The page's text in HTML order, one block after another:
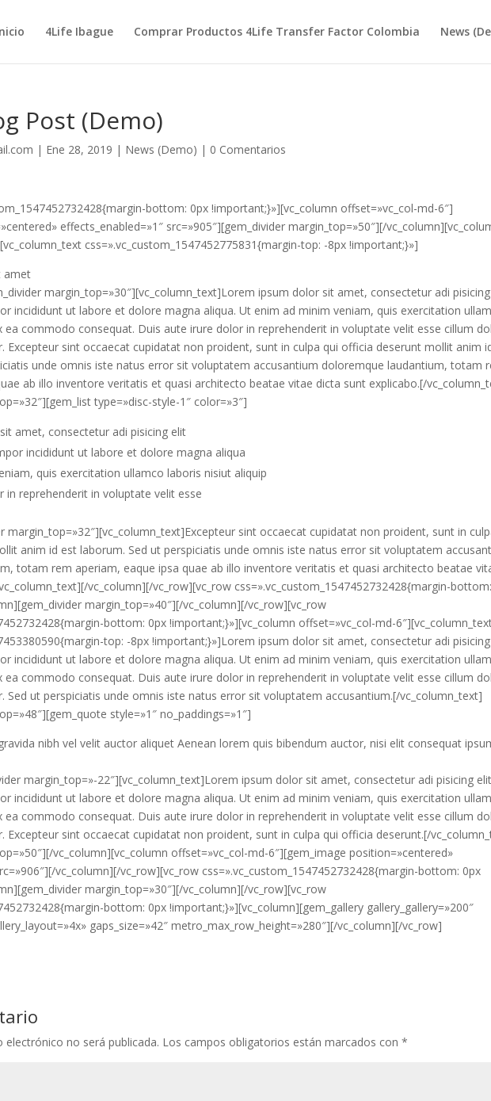
4Life Ibague Comprar Productos 4Life Transfer Factor Colombia News
Post (Demo)
| Ene 28, 2019 | News (Demo) | 0 Comentarios
bottom: 0px !important;}»][vc_column offset=»vc_col-md-6″]
effects_enabled=»1″ src=»905″][gem_divider margin_top=»50″][/
css=».vc_custom_1547452775831{margin-top: -8px !important;}»]
amet
margin_top=»30″][vc_column_text]Lorem ipsum dolor sit amet, consectetur adi
incididunt ut labore et dolore magna aliqua. Ut enim ad minim veniam, quis exercitation
ea commodo consequat. Duis aute irure dolor in reprehenderit in voluptate velit esse cillum
Excepteur sint occaecat cupidatat non proident, sunt in culpa qui officia deserunt mollit anim
unde omnis iste natus error sit voluptatem accusantium doloremque laudantium, totam
ab illo inventore veritatis et quasi architecto beatae vitae dicta sunt explicabo.[/
type=»disc-style-1″ color=»3″]
amet, consectetur adi pisicing elit
incididunt ut labore et dolore magna aliqua
quis exercitation ullamco laboris nisiut aliquip
in reprehenderit in voluptate velit esse
margin_top=»32″][vc_column_text]Excepteur sint occaecat cupidatat non proident, sunt in
anim id est laborum. Sed ut perspiciatis unde omnis iste natus error sit voluptatem
totam rem aperiam, eaque ipsa quae ab illo inventore veritatis et quasi architecto beatae
vc_column][/vc_row][vc_row css=».vc_custom_1547452732428{margin-
margin_top=»40″][/vc_column][/vc_row][vc_row
bottom: 0px !important;}»][vc_column offset=»vc_col-md-
top: -8px !important;}»]Lorem ipsum dolor sit amet, consectetur adi
incididunt ut labore et dolore magna aliqua. Ut enim ad minim veniam, quis exercitation
ea commodo consequat. Duis aute irure dolor in reprehenderit in voluptate velit esse cillum
Sed ut perspiciatis unde omnis iste natus error sit voluptatem accusantium.[/vc_column_text]
style=»1″ no_paddings=»1″]
nibh vel velit auctor aliquet Aenean lorem quis bibendum auctor, nisi elit consequat
margin_top=»-22″][vc_column_text]Lorem ipsum dolor sit amet, consectetur adi pisicing
incididunt ut labore et dolore magna aliqua. Ut enim ad minim veniam, quis exercitation
ea commodo consequat. Duis aute irure dolor in reprehenderit in voluptate velit esse cillum
Excepteur sint occaecat cupidatat non proident, sunt in culpa qui officia deserunt.[/
vc_column][vc_column offset=»vc_col-md-6″][gem_image position=»centered»
vc_column][/vc_row][vc_row css=».vc_custom_1547452732428{margin-bottom: 0px
margin_top=»30″][/vc_column][/vc_row][vc_row
bottom: 0px !important;}»][vc_column][gem_gallery gallery_gallery=»200″
gaps_size=»42″ metro_max_row_height=»280″][/vc_column][/vc_row]
electrónico no será publicada. Los campos obligatorios están marcados con*